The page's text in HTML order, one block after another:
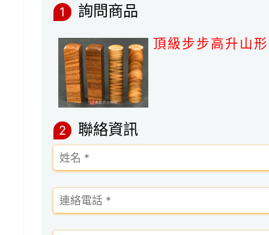
1 詢問商品
頂級步步高升山
2 聯絡資訊